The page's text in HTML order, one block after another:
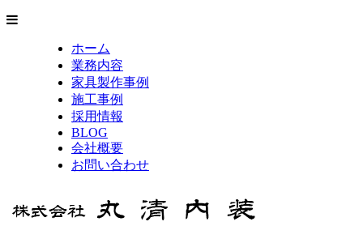
ホーム
業務内容
家具製作事例
施工事例
採用情報
BLOG
会社概要
お問い合わせ